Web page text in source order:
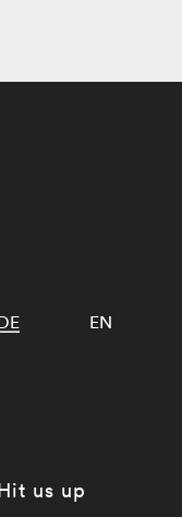
EN
us up